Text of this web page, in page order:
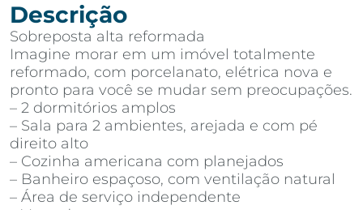
Descrição
Sobreposta alta reformada
Imagine morar em um imóvel totalmente
reformado, com porcelanato, elétrica nova e
pronto para você se mudar sem preocupações.
– 2 dormitórios amplos
– Sala para 2 ambientes, arejada e com pé
direito alto
– Cozinha americana com planejados
– Banheiro espaçoso, com ventilação natural
– Área de serviço independente